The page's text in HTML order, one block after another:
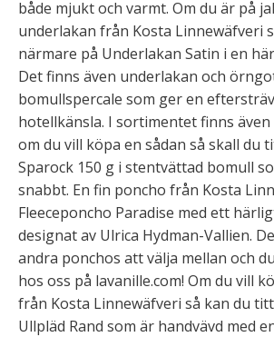
både mjukt och varmt. Om du är på
underlakan från Kosta Linnewäfveri
närmare på Underlakan Satin i en
Det finns även underlakan och
bomullspercale som ger en
hotellkänsla. I sortimentet finns även
om du vill köpa en sådan så skall du
Sparock 150 g i stentvättad bomull
snabbt. En fin poncho från Kosta
Fleeceponcho Paradise med ett
designat av Ulrica Hydman-Vallien.
andra ponchos att välja mellan och
hos oss på lavanille.com! Om du vill
från Kosta Linnewäfveri så kan du
Ullpläd Rand som är handvävd med